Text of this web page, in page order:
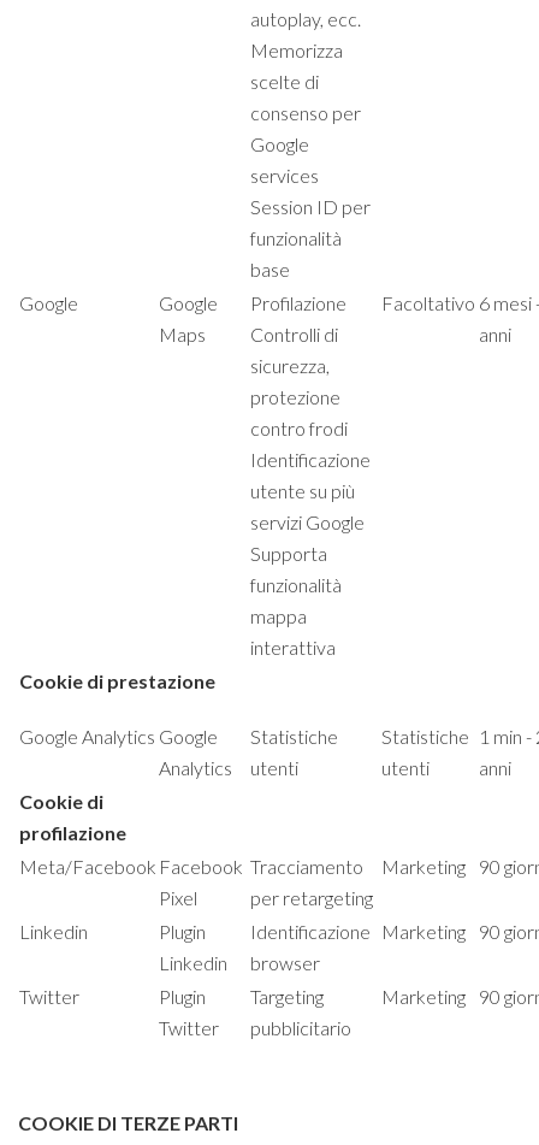
autoplay, ecc.
Memorizza
scelte di
consenso per
Google
services
Session ID per
funzionalità
base
Google
Google
Maps
Profilazione
Controlli di
sicurezza,
protezione
contro frodi
Identificazione
utente su più
servizi Google
Supporta
funzionalità
mappa
interattiva
Facoltativo 6 mesi
anni
Cookie di prestazione
Google Analytics Google
Analytics
Statistiche
utenti
Statistiche
utenti
1 min -
anni
Cookie di
profilazione
Meta/Facebook Facebook
Pixel
Tracciamento
per retargeting
Marketing 90
Linkedin
Plugin
Linkedin
Identificazione
browser
Marketing 90
Twitter
Plugin
Twitter
Targeting
pubblicitario
Marketing 90
COOKIE DI TERZE PARTI